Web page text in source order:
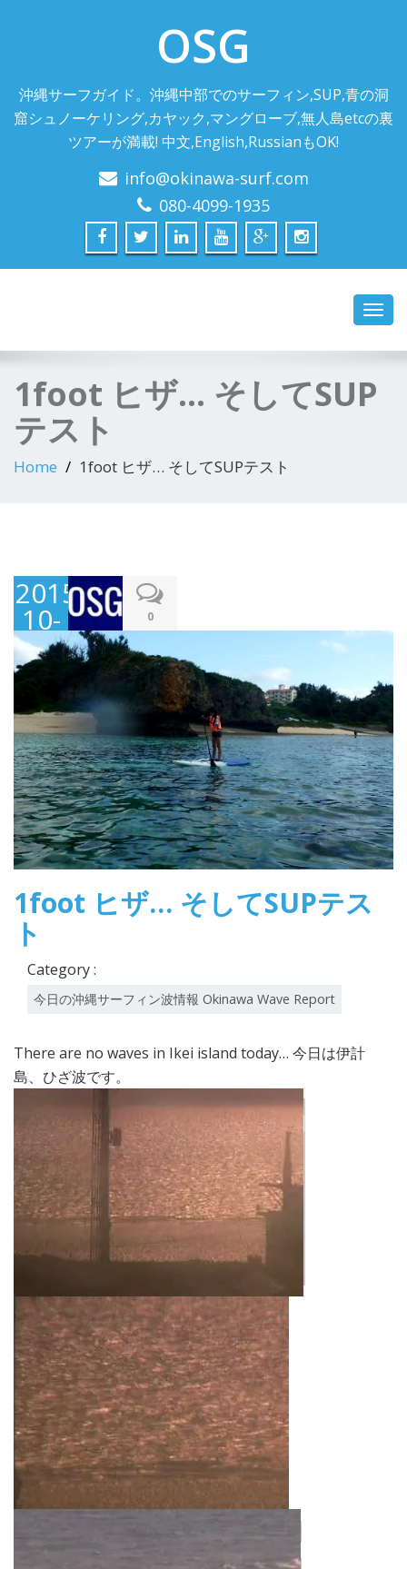
OSG
沖縄サーフガイド。沖縄中部でのサーフィン,SUP,青の洞
窟シュノーケリング,カヤック,マングローブ,無人島etcの裏
ツアーが満載! 中文,English,RussianもOK!
info@okinawa-surf.com
080-4099-1935
1foot ヒザ… そしてSUP
テスト
Home 1foot ヒザ… そしてSUPテスト
2015-
10-
05
0
1foot ヒザ… そしてSUPテス
ト
Category :
今日の沖縄サーフィン波情報 Okinawa Wave Report
There are no waves in Ikei island today… 今日は伊計
島、ひざ波です。